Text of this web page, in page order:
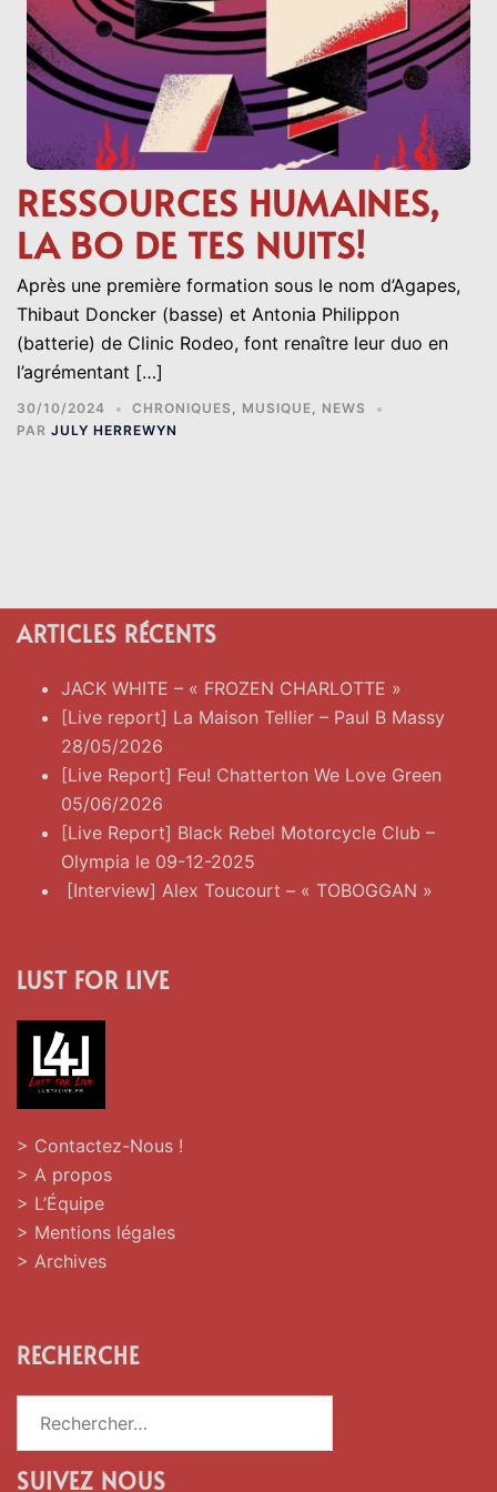
RESSOURCES HUMAINES,
LA BO DE TES NUITS!
Après une première formation sous le nom d’Agapes,
Thibaut Doncker (basse) et Antonia Philippon
(batterie) de Clinic Rodeo, font renaître leur duo en
l’agrémentant […]
30/10/2024 CHRONIQUES , MUSIQUE, NEWS
PAR JULY HERREWYN
ARTICLES RÉCENTS
JACK WHITE – « FROZEN CHARLOTTE »
[Live report] La Maison Tellier – Paul B Massy
28/05/2026
[Live Report] Feu! Chatterton We Love Green
05/06/2026
[Live Report] Black Rebel Motorcycle Club –
Olympia le 09-12-2025
[Interview] Alex Toucourt – « TOBOGGAN »
LUST FOR LIVE
> Contactez-Nous !
> A propos
> L’Équipe
> Mentions légales
> Archives
RECHERCHE
SUIVEZ NOUS